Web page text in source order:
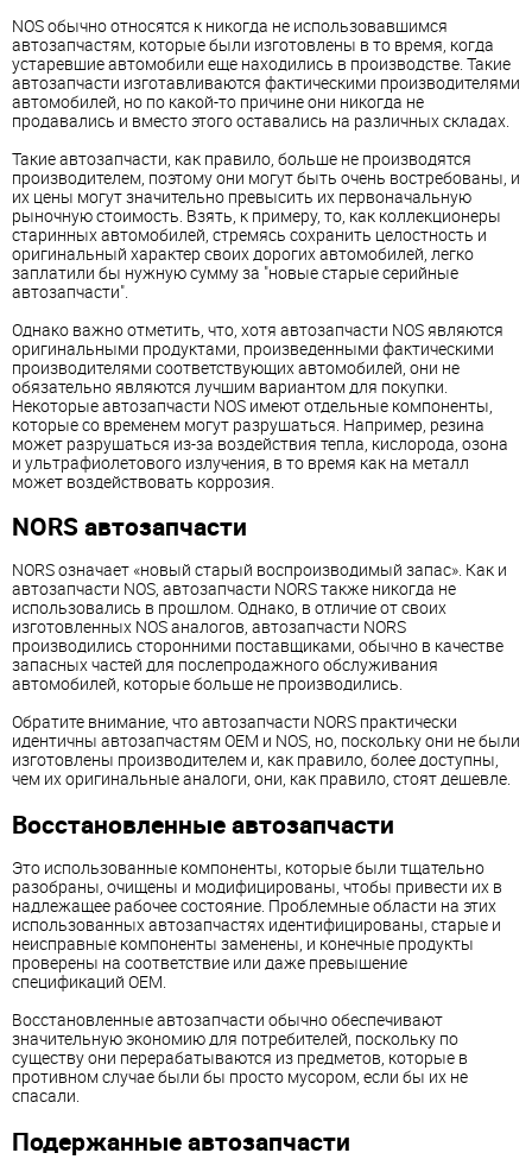
NOS обычно относятся к никогда не использовавшимся
автозапчастям, которые были изготовлены в то время, когда
устаревшие автомобили еще находились в производстве. Такие
автозапчасти изготавливаются фактическими производителями
автомобилей, но по какой-то причине они никогда не
продавались и вместо этого оставались на различных складах.
Такие автозапчасти, как правило, больше не производятся
производителем, поэтому они могут быть очень востребованы, и
их цены могут значительно превысить их первоначальную
рыночную стоимость. Взять, к примеру, то, как коллекционеры
старинных автомобилей, стремясь сохранить целостность и
оригинальный характер своих дорогих автомобилей, легко
заплатили бы нужную сумму за "новые старые серийные
автозапчасти".
Однако важно отметить, что, хотя автозапчасти NOS являются
оригинальными продуктами, произведенными фактическими
производителями соответствующих автомобилей, они не
обязательно являются лучшим вариантом для покупки.
Некоторые автозапчасти NOS имеют отдельные компоненты,
которые со временем могут разрушаться. Например, резина
может разрушаться из-за воздействия тепла, кислорода, озона
и ультрафиолетового излучения, в то время как на металл
может воздействовать коррозия.
NORS автозапчасти
NORS означает «новый старый воспроизводимый запас». Как и
автозапчасти NOS, автозапчасти NORS также никогда не
использовались в прошлом. Однако, в отличие от своих
изготовленных NOS аналогов, автозапчасти NORS
производились сторонними поставщиками, обычно в качестве
запасных частей для послепродажного обслуживания
автомобилей, которые больше не производились.
Обратите внимание, что автозапчасти NORS практически
идентичны автозапчастям OEM и NOS, но, поскольку они не были
изготовлены производителем и, как правило, более доступны,
чем их оригинальные аналоги, они, как правило, стоят дешевле.
Восстановленные автозапчасти
Это использованные компоненты, которые были тщательно
разобраны, очищены и модифицированы, чтобы привести их в
надлежащее рабочее состояние. Проблемные области на этих
использованных автозапчастях идентифицированы, старые и
неисправные компоненты заменены, и конечные продукты
проверены на соответствие или даже превышение
спецификаций OEM.
Восстановленные автозапчасти обычно обеспечивают
значительную экономию для потребителей, поскольку по
существу они перерабатываются из предметов, которые в
противном случае были бы просто мусором, если бы их не
спасали.
Подержанные автозапчасти